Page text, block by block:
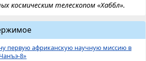
космическим телескопом «Хаббл».
первую африканскую научную миссию в
8»